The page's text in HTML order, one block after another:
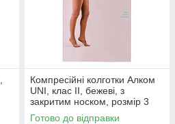
Компресійні колготки Алком
UNI, клас II, бежеві, з
закритим носком, розмір 3
(70123)
Готово до відправки